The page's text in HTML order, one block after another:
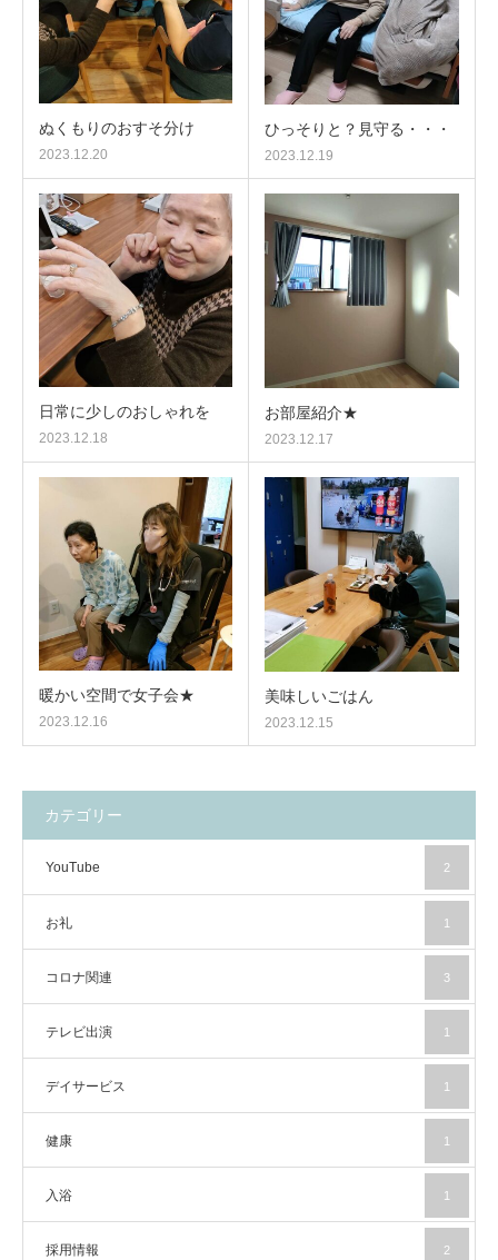
ぬくもりのおすそ分け
2023.12.20
ひっそりと？見守る・・・
2023.12.19
日常に少しのおしゃれを
2023.12.18
お部屋紹介★
2023.12.17
暖かい空間で女子会★
2023.12.16
美味しいごはん
2023.12.15
カテゴリー
YouTube 2
お礼 1
コロナ関連 3
テレビ出演 1
デイサービス 1
健康 1
入浴 1
採用情報 2